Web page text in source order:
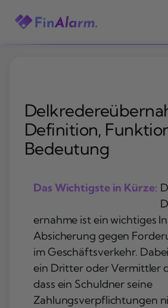
Inhalt
Definition,
Bedeutung
Das Wichtigste in Kürze:
ernahme ist ein wichtiges
Absicherung gegen
im Geschäftsverkehr.
ein Dritter oder Vermittler
dass ein Schuldner seine
Zahlungsverpflichtungen